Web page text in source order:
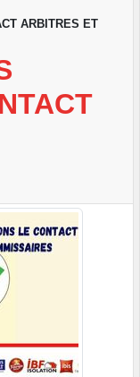
ARBITRES ET